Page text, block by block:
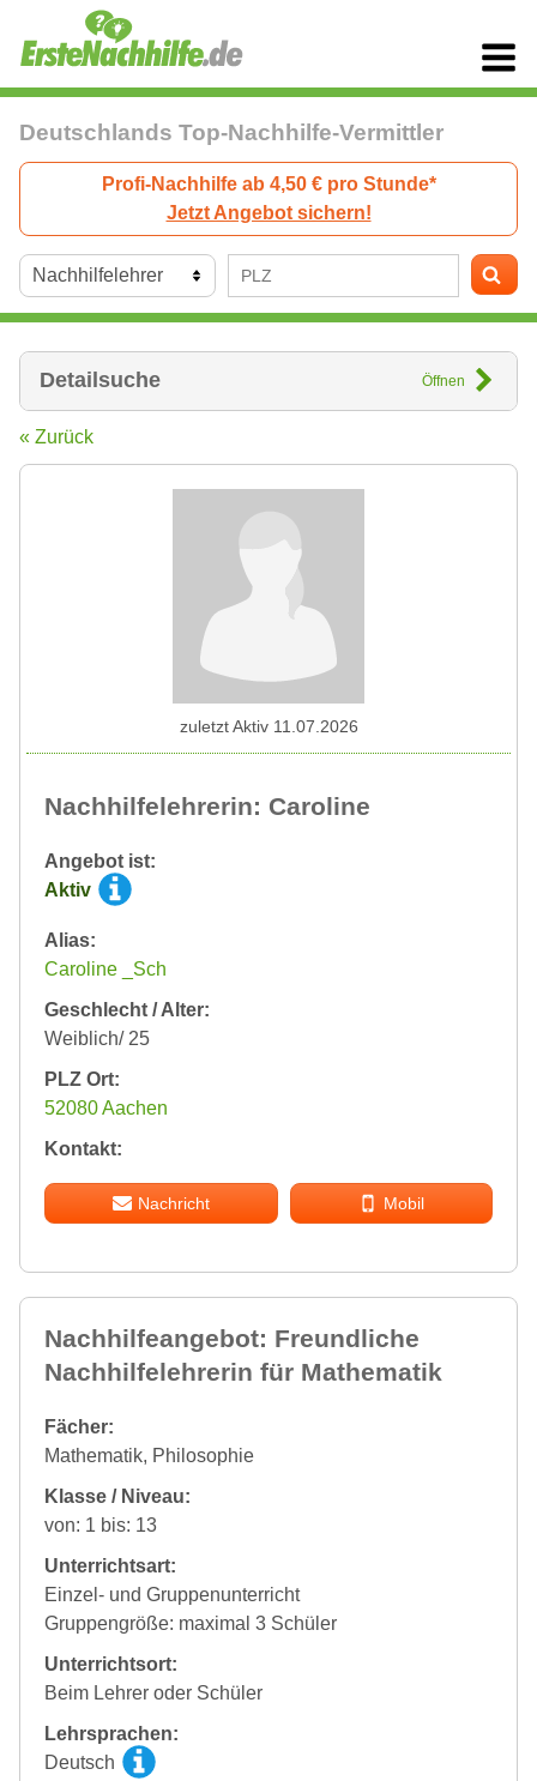
Deutschlands Top-Nachhilfe-Vermittler
Profi-Nachhilfe ab 4,50 € pro Stunde*
Jetzt Angebot sichern!
Detailsuche Öffnen
« Zurück
Nachhilfelehrerin: Caroline
Angebot ist:
Aktiv
Alias:
Caroline _Sch
Geschlecht / Alter:
Weiblich/ 25
PLZ Ort:
52080 Aachen
Kontakt:
Nachricht Mobil
zuletzt Aktiv 11.07.2026
Nachhilfeangebot: Freundliche
Nachhilfelehrerin für Mathematik
Fächer:
Mathematik, Philosophie
Klasse / Niveau:
von: 1 bis: 13
Unterrichtsart:
Einzel- und Gruppenunterricht
Gruppengröße: maximal 3 Schüler
Unterrichtsort:
Beim Lehrer oder Schüler
Lehrsprachen:
Deutsch